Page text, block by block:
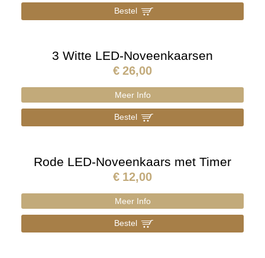
Bestel ]
3 Witte LED-Noveenkaarsen
€ 26,00
Meer Info
Bestel ]
Rode LED-Noveenkaars met Timer
€ 12,00
Meer Info
Bestel ]